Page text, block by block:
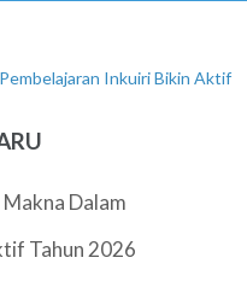
Inkuiri Bikin Aktif
Dalam
Tahun 2026